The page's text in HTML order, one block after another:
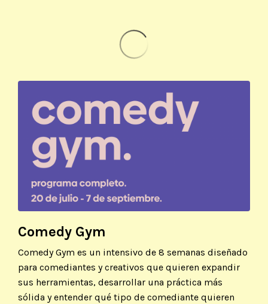
Comedy Gym
Comedy Gym es un intensivo de 8 semanas diseñado
para comediantes y creativos que quieren expandir
sus herramientas, desarrollar una práctica más
sólida y entender qué tipo de comediante quieren